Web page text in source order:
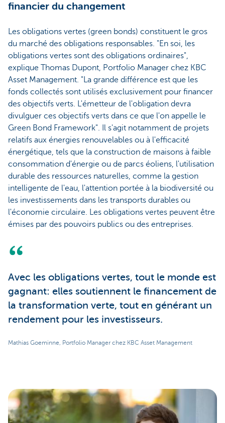
financier du changement
Les obligations vertes (green bonds) constituent le gros
du marché des obligations responsables. "En soi, les
obligations vertes sont des obligations ordinaires",
explique Thomas Dupont, Portfolio Manager chez KBC
Asset Management. "La grande différence est que les
fonds collectés sont utilisés exclusivement pour financer
des objectifs verts. L'émetteur de l'obligation devra
divulguer ces objectifs verts dans ce que l'on appelle le
Green Bond Framework". Il s'agit notamment de projets
relatifs aux énergies renouvelables ou à l'efficacité
énergétique, tels que la construction de maisons à faible
consommation d'énergie ou de parcs éoliens, l'utilisation
durable des ressources naturelles, comme la gestion
intelligente de l'eau, l'attention portée à la biodiversité ou
les investissements dans les transports durables ou
l'économie circulaire. Les obligations vertes peuvent être
émises par des pouvoirs publics ou des entreprises.
Avec les obligations vertes, tout le monde est
gagnant: elles soutiennent le financement de
la transformation verte, tout en générant un
rendement pour les investisseurs.
Mathias Goeminne, Portfolio Manager chez KBC Asset Management